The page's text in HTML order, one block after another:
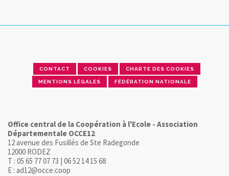
CONTACT COOKIES CHARTE DES COOKIES
MENTIONS LÉGALES FÉDÉRATION NATIONALE
Office central de la Coopération à l'Ecole - Association
Départementale OCCE12
12 avenue des Fusillés de Ste Radegonde
12000 RODEZ
T : 05 65 77 07 73 | 06 52 14 15 68
E : ad12@occe.coop